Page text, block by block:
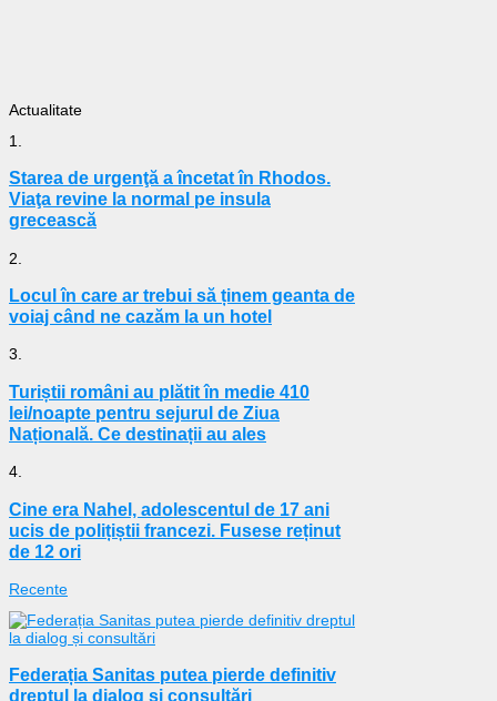
Actualitate
1.
Starea de urgenţă a încetat în Rhodos.
Viaţa revine la normal pe insula
grecească
2.
Locul în care ar trebui să ținem geanta de
voiaj când ne cazăm la un hotel
3.
Turiștii români au plătit în medie 410
lei/noapte pentru sejurul de Ziua
Națională. Ce destinații au ales
4.
Cine era Nahel, adolescentul de 17 ani
ucis de polițiștii francezi. Fusese reținut
de 12 ori
Recente
Federația Sanitas putea pierde definitiv
dreptul la dialog și consultări